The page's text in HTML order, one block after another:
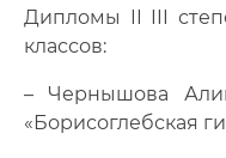
Дипломы II III
классов:
– Чернышова
«Борисоглебская